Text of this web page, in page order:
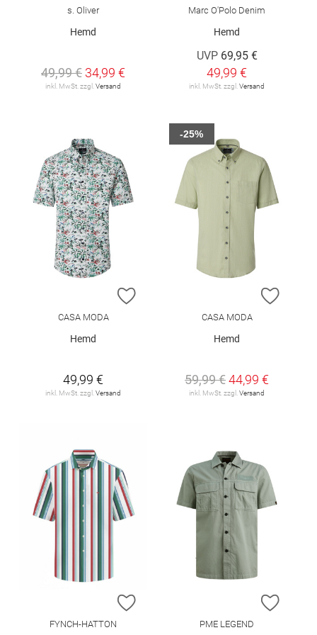
s. Oliver
Hemd
49,99 € 34,99 €
inkl. MwSt. zzgl. Versand
Marc O'Polo Denim
Hemd
UVP 69,95 €
49,99 €
inkl. MwSt. zzgl. Versand
ZUR WUNSCHLISTE HINZUFÜGEN
CASA MODA
Hemd
49,99 €
inkl. MwSt. zzgl. Versand
ZUR
CASA MODA
Hemd
59,99 €44,99 €
inkl. MwSt. zzgl. Versand
-25%
ZUR WUNSCHLISTE HINZUFÜGEN
FYNCH-HATTON
ZUR
PME LEGEND